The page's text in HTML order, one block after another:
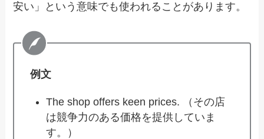
安い」という意味でも使われることがあります。
例文
The shop offers keen prices. （その店
は競争力のある価格を提供していま
す。）